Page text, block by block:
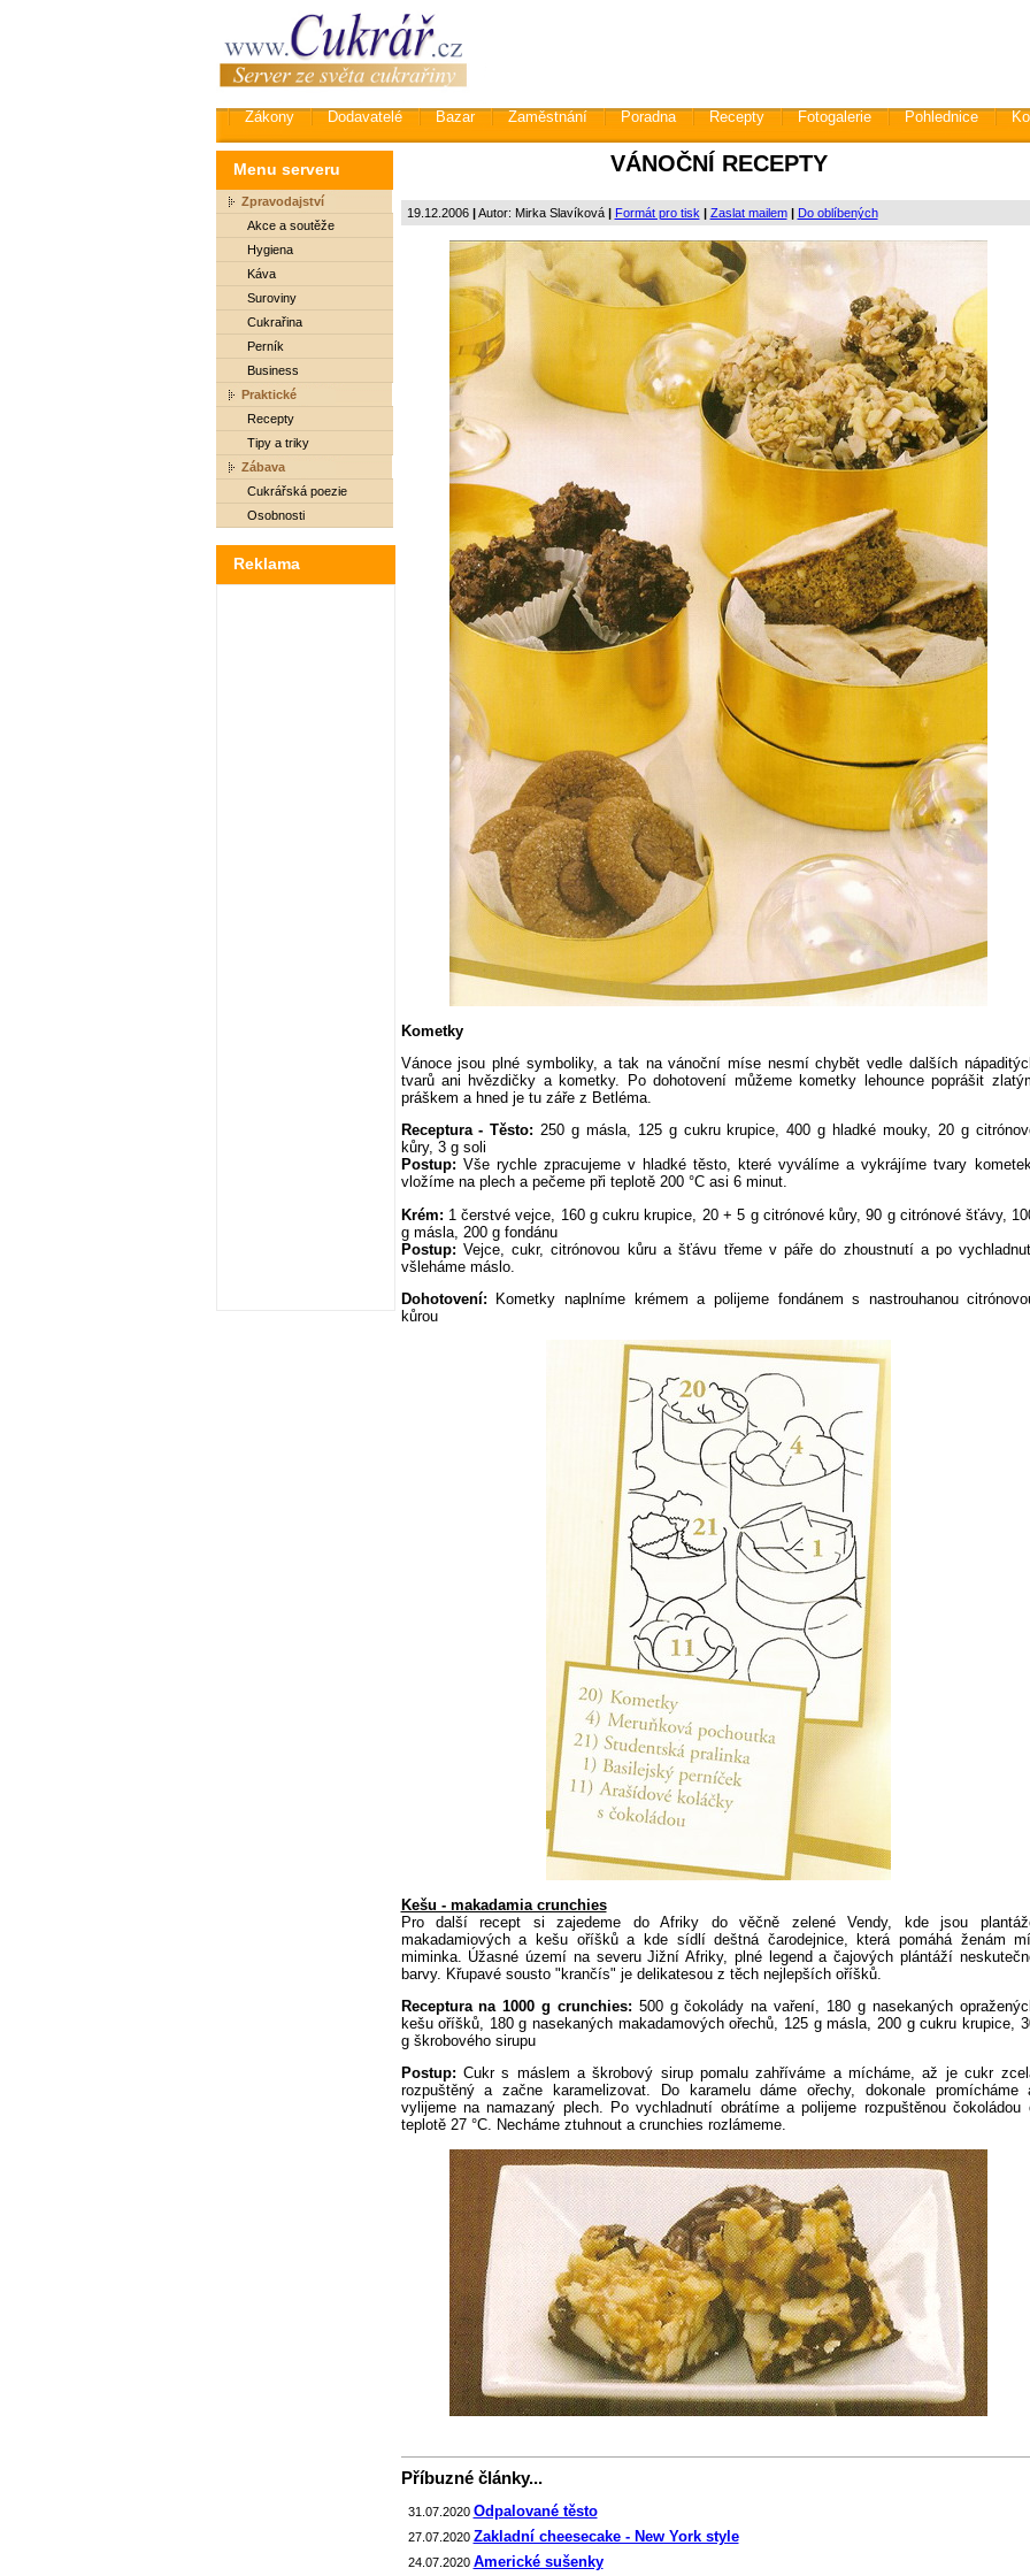
Zákony Dodavatelé Bazar Zaměstnání Poradna Recepty Fotogalerie Pohlednice
Menu serveru
Zpravodajství
Akce a soutěže
Hygiena
Káva
Suroviny
Cukrařina
Perník
Business
Praktické
Recepty
Tipy a triky
Zábava
Cukrářská poezie
Osobnosti
Reklama
VÁNOČNÍ RECEPTY
19.12.2006 |Autor: Mirka Slavíková | Formát pro tisk | Zaslat mailem | Do oblíbených
Kometky
Vánoce jsou plné symboliky, a tak na vánoční míse nesmí chybět vedle dalších
tvarů ani hvězdičky a kometky. Po dohotovení můžeme kometky lehounce poprášit
práškem a hned je tu záře z Betléma.
Receptura - Těsto: 250 g másla, 125 g cukru krupice, 400 g hladké mouky, 20 g
kůry, 3 g soli
Postup: Vše rychle zpracujeme v hladké těsto, které vyválíme a vykrájíme tvary
vložíme na plech a pečeme při teplotě 200 °C asi 6 minut.
Krém: 1 čerstvé vejce, 160 g cukru krupice, 20 + 5 g citrónové kůry, 90 g citrónové šťávy,
g másla, 200 g fondánu
Postup: Vejce, cukr, citrónovou kůru a šťávu třeme v páře do zhoustnutí a po
všleháme máslo.
Dohotovení: Kometky naplníme krémem a polijeme fondánem s nastrouhanou
kůrou
Kešu - makadamia crunchies
Pro další recept si zajedeme do Afriky do věčně zelené Vendy, kde jsou
makadamiových a kešu oříšků a kde sídlí deštná čarodejnice, která pomáhá ženám
miminka. Úžasné území na severu Jižní Afriky, plné legend a čajových plántáží
barvy. Křupavé sousto "krančís" je delikatesou z těch nejlepších oříšků.
Receptura na 1000 g crunchies: 500 g čokolády na vaření, 180 g nasekaných
kešu oříšků, 180 g nasekaných makadamových ořechů, 125 g másla, 200 g cukru krupice,
g škrobového sirupu
Postup: Cukr s máslem a škrobový sirup pomalu zahříváme a mícháme, až je cukr
rozpuštěný a začne karamelizovat. Do karamelu dáme ořechy, dokonale promícháme
vylijeme na namazaný plech. Po vychladnutí obrátíme a polijeme rozpuštěnou čokoládou
teplotě 27 °C. Necháme ztuhnout a crunchies rozlámeme.
Příbuzné články...
31.07.2020 Odpalované těsto
27.07.2020 Zakladní cheesecake - New York style
24.07.2020 Americké sušenky